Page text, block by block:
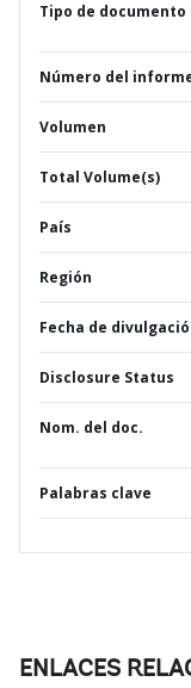
Tipo de documento
Número del
Volumen
Total Volume(s)
País
Región
Fecha de
Disclosure Status
Nom. del doc.
Palabras clave
ENLACES